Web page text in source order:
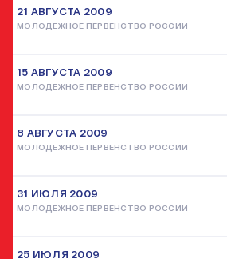
21 АВГУСТА 2009
МОЛОДЕЖНОЕ ПЕРВЕНСТВО РОССИИ
15 АВГУСТА 2009
МОЛОДЕЖНОЕ ПЕРВЕНСТВО РОССИИ
8 АВГУСТА 2009
МОЛОДЕЖНОЕ ПЕРВЕНСТВО РОССИИ
31 ИЮЛЯ 2009
МОЛОДЕЖНОЕ ПЕРВЕНСТВО РОССИИ
25 ИЮЛЯ 2009